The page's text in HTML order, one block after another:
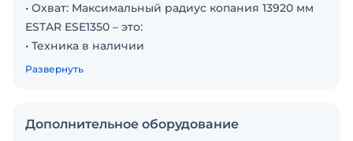
• Охват: Максимальный радиус копания 13920 мм
ESTAR ESE1350 – это:
• Техника в наличии
• Быстрая доставка по всей России
• Заводская гарантия
Развернуть
Дополнительное оборудование